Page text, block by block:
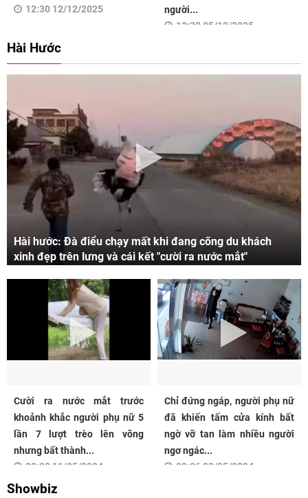
12:30 12/12/2025
người...
12:30 05/12/2025
Hài Hước
Hài hước: Đà điểu chạy mất khi đang cõng du khách
xinh đẹp trên lưng và cái kết "cười ra nước mắt"
Cười ra nước mắt trước
khoảnh khắc người phụ nữ 5
lần 7 lượt trèo lên võng
nhưng bất thành...
08:00 11/05/2024
Chỉ đứng ngáp, người phụ nữ
đã khiến tấm cửa kính bất
ngờ vỡ tan làm nhiều người
ngơ ngác...
09:06 03/05/2024
Showbiz